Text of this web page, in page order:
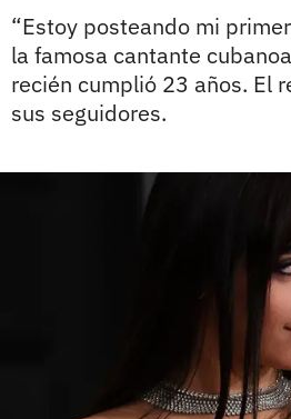
“Estoy posteando mi
la famosa cantante
recién cumplió 23 años. El
sus seguidores.